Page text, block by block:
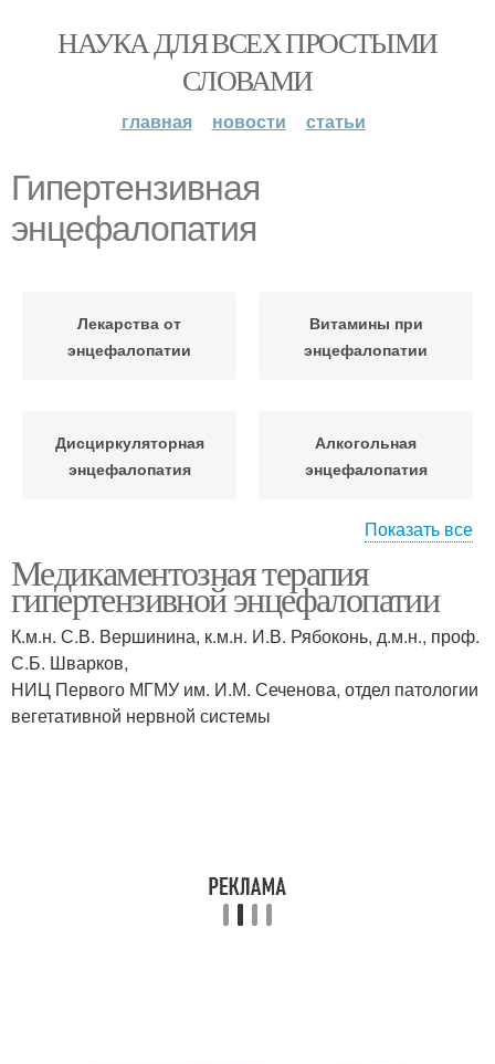
НАУКА ДЛЯ ВСЕХ ПРОСТЫМИ
СЛОВАМИ
главная новости статьи
Гипертензивная
энцефалопатия
Лекарства от
энцефалопатии
Витамины при
энцефалопатии
Дисциркуляторная
энцефалопатия
Алкогольная
энцефалопатия
дисциркуляторной
энцефалопатии
Капельницы при
дисциркуляторной
энцефалопатии
Ноотропы при
дисциркуляторной
энцефалопатии
Дисцикуляторная
Показать все
Медикаментозная терапия
гипертензивной энцефалопатии
К.м.н. С.В. Вершинина, к.м.н. И.В. Рябоконь, д.м.н., проф.
С.Б. Шварков,
НИЦ Первого МГМУ им. И.М. Сеченова, отдел патологии
вегетативной нервной системы